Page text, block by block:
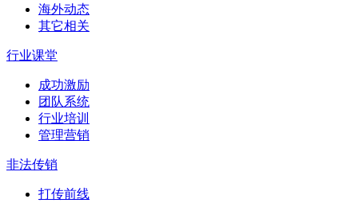
海外动态
其它相关
行业课堂
成功激励
团队系统
行业培训
管理营销
非法传销
打传前线